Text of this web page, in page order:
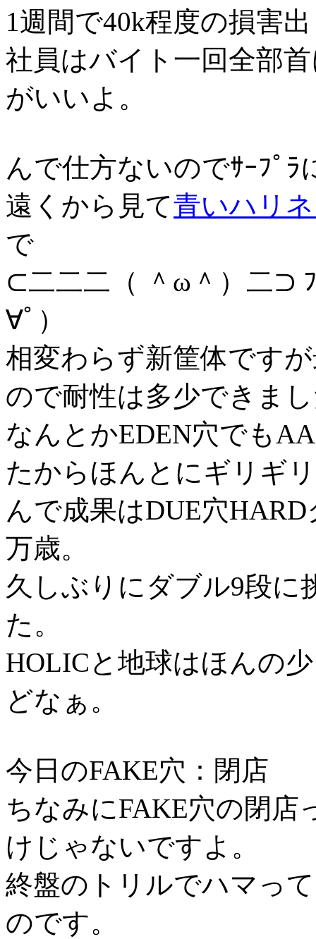
1週間で40k程度の損害
社員はバイト一回全部
がいいよ。
んで仕方ないのでｻｰﾌﾟ
遠くから見て青いハリ
で
⊂二二二（ ＾ω＾）二⊃
∀ﾟ）
相変わらず新筐体です
ので耐性は多少できま
なんとかEDEN穴でも
たからほんとにギリギ
んで成果はDUE穴
万歳。
久しぶりにダブル9段に
た。
HOLICと地球はほんの
どなぁ。
今日のFAKE穴：閉店
ちなみにFAKE穴の閉店
けじゃないですよ。
終盤のトリルでハマっ
のです。